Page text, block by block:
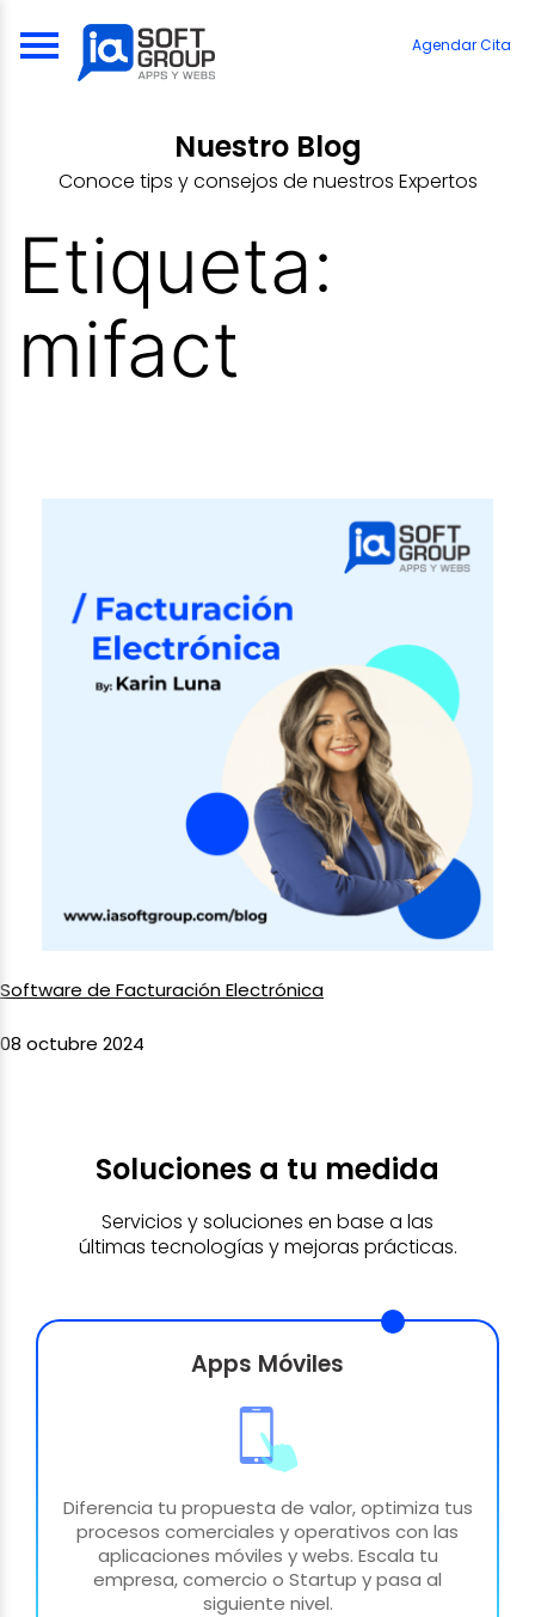
Agendar Cita
Nuestro Blog
Conoce tips y consejos de nuestros Expertos
Etiqueta:
mifact
Software de Facturación Electrónica
08 octubre 2024
Soluciones a tu medida
Servicios y soluciones en base a las
últimas tecnologías y mejoras prácticas.
Apps Móviles
Diferencia tu propuesta de valor, optimiza tus
procesos comerciales y operativos con las
aplicaciones móviles y webs. Escala tu
empresa, comercio o Startup y pasa al
siguiente nivel.